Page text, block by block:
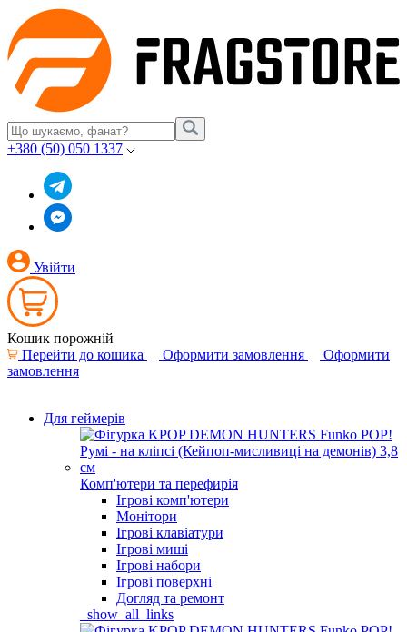
+380 (50) 050 1337
Увійти
Кошик порожній
Перейти до кошика
Оформити замовлення
Оформити
замовлення
Для геймерів
Комп'ютери та перефирія
Ігрові комп'ютери
Монітори
Ігрові клавіатури
Ігрові миші
Ігрові набори
Ігрові поверхні
Догляд та ремонт
_show_all_links